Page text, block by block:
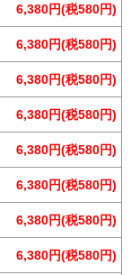
6,380円(税580円)
6,380円(税580円)
6,380円(税580円)
6,380円(税580円)
6,380円(税580円)
6,380円(税580円)
6,380円(税580円)
6,380円(税580円)